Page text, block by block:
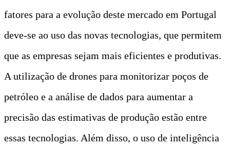
fatores para a evolução deste mercado em Portugal
deve-se ao uso das novas tecnologias, que permitem
que as empresas sejam mais eficientes e produtivas.
A utilização de drones para monitorizar poços de
petróleo e a análise de dados para aumentar a
precisão das estimativas de produção estão entre
essas tecnologias. Além disso, o uso de inteligência